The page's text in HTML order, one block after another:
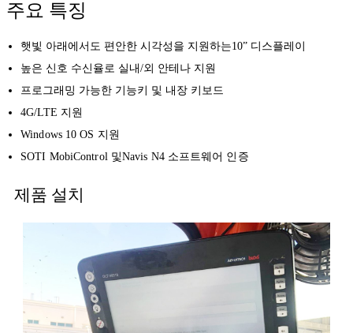
주요 특징
햇빛 아래에서도 편안한 시각성을 지원하는10” 디스플레이
높은 신호 수신율로 실내/외 안테나 지원
프로그래밍 가능한 기능키 및 내장 키보드
4G/LTE 지원
Windows 10 OS 지원
SOTI MobiControl 및Navis N4 소프트웨어 인증
제품 설치